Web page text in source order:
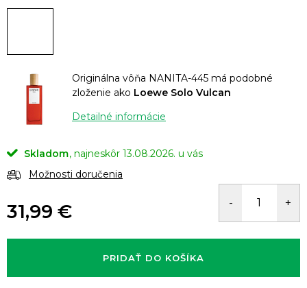
Originálna vôňa NANITA-445 má podobné
zloženie ako Loewe Solo Vulcan
Detailné informácie
Skladom
13.08.2026.
Možnosti doručenia
31,99 €
cena:
PRIDAŤ DO KOŠÍKA